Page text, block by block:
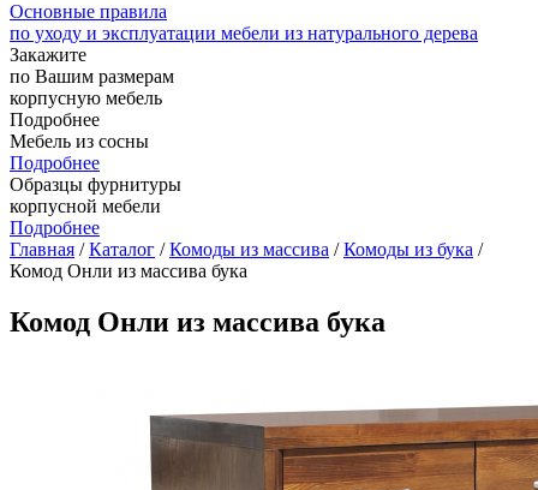
Основные правила
по уходу и эксплуатации мебели из натурального дерева
Закажите
по Вашим размерам
корпусную мебель
Подробнее
Мебель из сосны
Подробнее
Образцы фурнитуры
корпусной мебели
Подробнее
Главная /Каталог /Комоды из массива /Комоды из бука /
Комод Онли из массива бука
Комод Онли из массива бука